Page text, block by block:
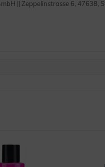
|| Zeppelinstrasse 6, 47638,